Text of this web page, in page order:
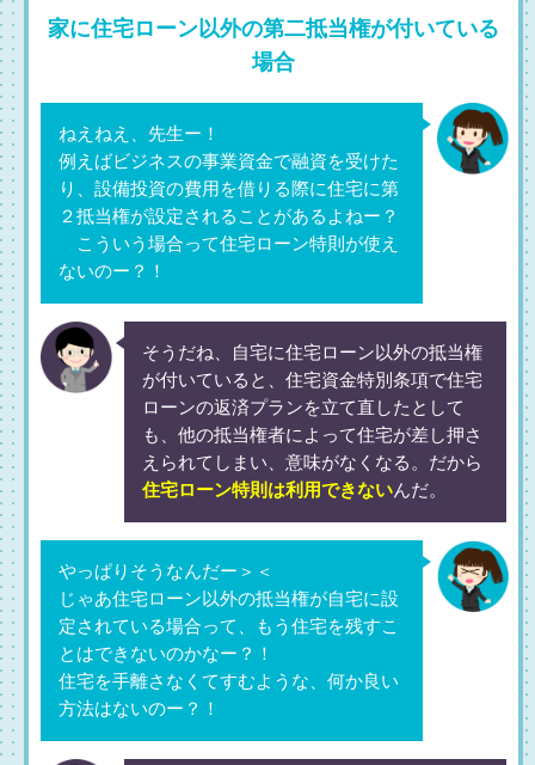
家に住宅ローン以外の第二抵当権が付いている
場合
ねえねえ、先生ー！
例えばビジネスの事業資金で融資を受けた
り、設備投資の費用を借りる際に住宅に第
２抵当権が設定されることがあるよねー？
こういう場合って住宅ローン特則が使え
ないのー？！
そうだね、自宅に住宅ローン以外の抵当権
が付いていると、住宅資金特別条項で住宅
ローンの返済プランを立て直したとして
も、他の抵当権者によって住宅が差し押さ
えられてしまい、意味がなくなる。だから
住宅ローン特則は利用できないんだ。
やっぱりそうなんだー＞＜
じゃあ住宅ローン以外の抵当権が自宅に設
定されている場合って、もう住宅を残すこ
とはできないのかなー？！
住宅を手離さなくてすむような、何か良い
方法はないのー？！